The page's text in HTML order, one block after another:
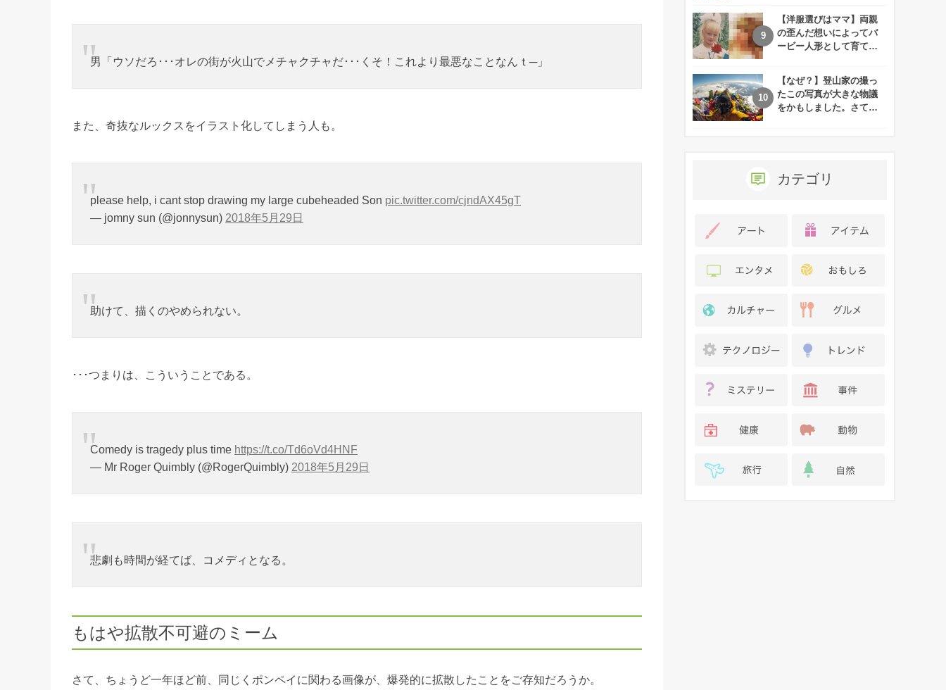
男「ウソだろ･･･オレの街が火山でメチャクチャだ･･･くそ！これより最悪なことなんｔ─」
また、奇抜なルックスをイラスト化してしまう人も。
please help, i cant stop drawing my large cubeheaded Son pic.twitter.com/cjndAX45gT
— jomny sun (@jonnysun) 2018年5月29日
助けて、描くのやめられない。
･･･つまりは、こういうことである。
Comedy is tragedy plus time https://t.co/Td6oVd4HNF
— Mr Roger Quimbly (@RogerQuimbly) 2018年5月29日
悲劇も時間が経てば、コメディとなる。
もはや拡散不可避のミーム
さて、ちょうど一年ほど前、同じくポンペイに関わる画像が、爆発的に拡散したことをご存知だろうか。
【洋服選びはママ】両親
の歪んだ想いによってバ
ービー人形として育てら
【なぜ？】登山家の撮っ
たこの写真が大きな物議
をかもしました。さて、
カテゴリ